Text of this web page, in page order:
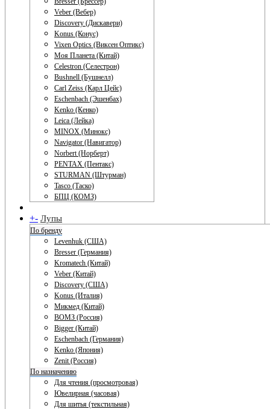
Veber (Вебер)
Discovery (Дискавери)
Konus (Конус)
Vixen Optics (Виксен Оптикс)
Моя Планета (Китай)
Celestron (Селестрон)
Bushnell (Бушнелл)
Carl Zeiss (Карл Цейс)
Eschenbach (Эшенбах)
Kenko (Кенко)
Leica (Лейка)
MINOX (Минокс)
Navigator (Навигатор)
Norbert (Норберт)
PENTAX (Пентакс)
STURMAN (Штурман)
Tasco (Таско)
БПЦ (КОМЗ)
+- Лупы
По бренду
Levenhuk (США)
Bresser (Германия)
Kromatech (Китай)
Veber (Китай)
Discovery (США)
Konus (Италия)
Микмед (Китай)
ВОМЗ (Россия)
Bigger (Китай)
Eschenbach (Германия)
Kenko (Япония)
Zenit (Россия)
По назначению
Для чтения (просмотровая)
Ювелирная (часовая)
Для шитья (текстильная)